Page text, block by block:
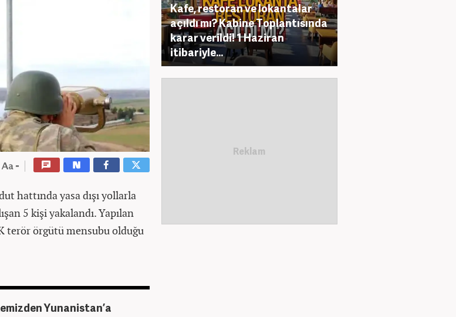
hattında yasa dışı yollarla
5 kişi yakalandı. Yapılan
terör örgütü mensubu olduğu
Yunanistan’a
Kafe, restoran ve lokantalar
açıldı mı? Kabine Toplantısında
karar verildi! 1 Haziran
itibariyle…